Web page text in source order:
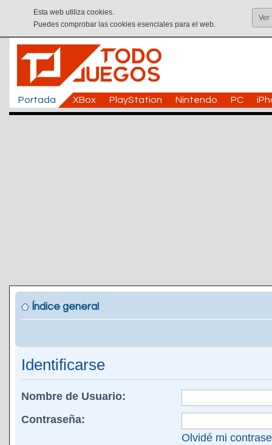
Esta web utiliza cookies.
Puedes comprobar las cookies esenciales para el web.
Ver
Portada XBox PlayStation Nintendo PC
Índice general
Identificarse
Nombre de Usuario:
Contraseña:
Olvidé mi